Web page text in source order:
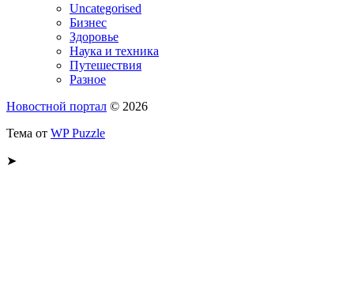
Uncategorised
Бизнес
Здоровье
Наука и техника
Путешествия
Разное
Новостной портал © 2026
Тема от WP Puzzle
➤